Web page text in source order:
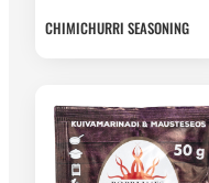
CHIMICHURRI SEASONING